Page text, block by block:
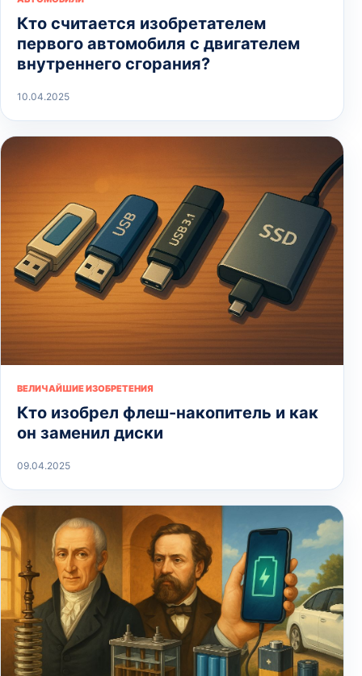
Кто считается изобретателем
первого автомобиля с двигателем
внутреннего сгорания?
10.04.2025
ВЕЛИЧАЙШИЕ ИЗОБРЕТЕНИЯ
Кто изобрел флеш-накопитель и как
он заменил диски
09.04.2025